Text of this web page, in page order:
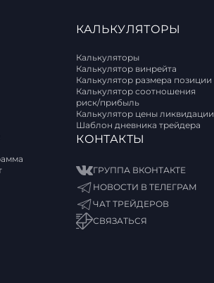
КАЛЬКУЛЯТОРЫ
Калькуляторы
Калькулятор винрейта
Калькулятор размера позиции
Калькулятор соотношения
риск/прибыль
Калькулятор цены ликвидации
Шаблон дневника трейдера
КОНТАКТЫ
ГРУППА ВКОНТАКТЕ
НОВОСТИ В ТЕЛЕГРАМ
ЧАТ ТРЕЙДЕРОВ
СВЯЗАТЬСЯ